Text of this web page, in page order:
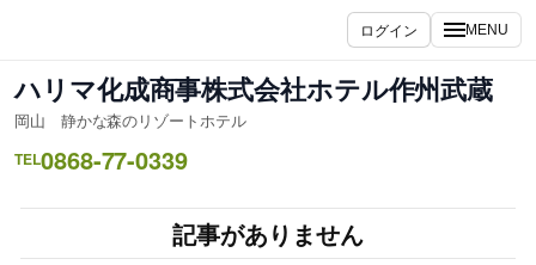
ス
キ
ッ
ログイン MENU
ハリマ化成商事株式会社ホテル作州武蔵
岡山 静かな森のリゾートホテル
TEL0868-77-0339
記事がありません